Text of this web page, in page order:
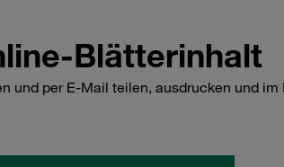
Blätterinhalt
und per E-Mail teilen, ausdrucken und im